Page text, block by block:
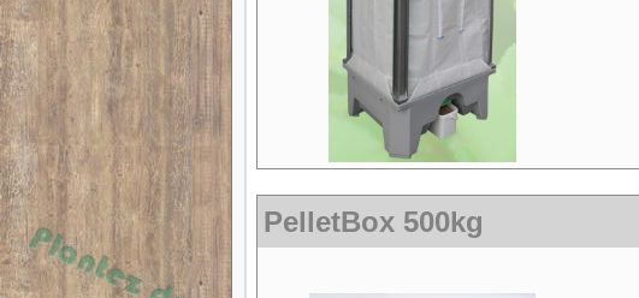
PelletBox 500kg